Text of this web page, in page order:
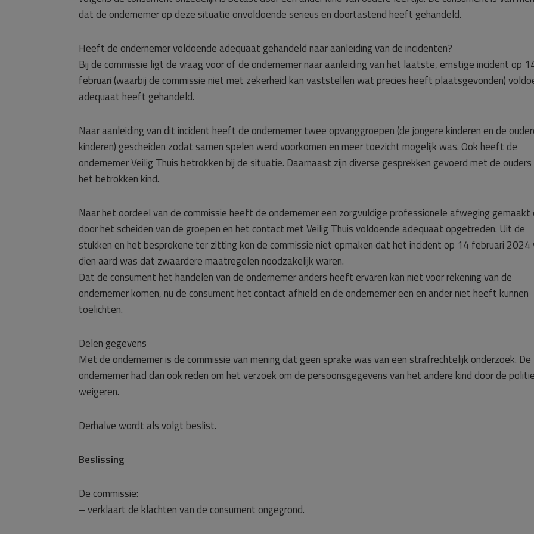
dat de ondernemer op deze situatie onvoldoende serieus en doortastend heeft gehandeld.
Heeft de ondernemer voldoende adequaat gehandeld naar aanleiding van de incidenten?
Bij de commissie ligt de vraag voor of de ondernemer naar aanleiding van het laatste, ernstige incident op
februari (waarbij de commissie niet met zekerheid kan vaststellen wat precies heeft plaatsgevonden)
adequaat heeft gehandeld.
Naar aanleiding van dit incident heeft de ondernemer twee opvanggroepen (de jongere kinderen en de
kinderen) gescheiden zodat samen spelen werd voorkomen en meer toezicht mogelijk was. Ook heeft de
ondernemer Veilig Thuis betrokken bij de situatie. Daarnaast zijn diverse gesprekken gevoerd met de
het betrokken kind.
Naar het oordeel van de commissie heeft de ondernemer een zorgvuldige professionele afweging gemaakt
door het scheiden van de groepen en het contact met Veilig Thuis voldoende adequaat opgetreden. Uit de
stukken en het besprokene ter zitting kon de commissie niet opmaken dat het incident op 14 februari 2024
dien aard was dat zwaardere maatregelen noodzakelijk waren.
Dat de consument het handelen van de ondernemer anders heeft ervaren kan niet voor rekening van de
ondernemer komen, nu de consument het contact afhield en de ondernemer een en ander niet heeft kunnen
toelichten.
Delen gegevens
Met de ondernemer is de commissie van mening dat geen sprake was van een strafrechtelijk onderzoek. De
ondernemer had dan ook reden om het verzoek om de persoonsgegevens van het andere kind door de
weigeren.
Derhalve wordt als volgt beslist.
Beslissing
De commissie:
– verklaart de klachten van de consument ongegrond.